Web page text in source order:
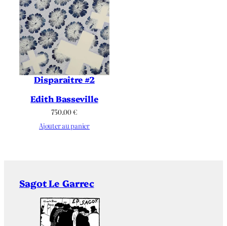
Disparaître #2
Edith Basseville
750.00€
Ajouter au panier
Sagot Le Garrec